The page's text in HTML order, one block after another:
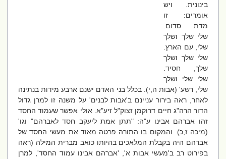
בינונית. ויש
אומרים: זו
מדת סדום.
שלי שלך ושלך
שלי, עם הארץ.
שלי שלך ושלך
שלך, חסיד.
שלי שלי ושלך
שלי, רשע' (אבות ה,י). בכלל בני האדם ישנם ארבע מידות בנתינה
לאחר, ראה בירור עניינם ב'אבות לבנים' על משנה זו למרן גדול
הדור הרה"ג חיים דרוקמן זצוק"ל זיע"א. אולי אפשר שעמוד החסד
זהו אברהם אבינו ע"ה: "תתן אמת ליעקב חסד לאברהם" וגו'
(מיכה ז,כ). והמקום בו התורה פרטה מאוד את מעשי החסד של
אברהם היה בקבלת המלאכים בהיותו כואב מברית המילה (ראה
בפירוט רב ב'מעשי אבות א', 'אברהם אבינו עמוד החסד', למרן